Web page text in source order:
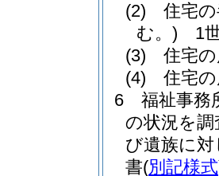
(2)
住宅
む。) 1
(3)
住宅
(4)
住宅
6
福祉事務
の状況を
び遺族に
書(別記様式